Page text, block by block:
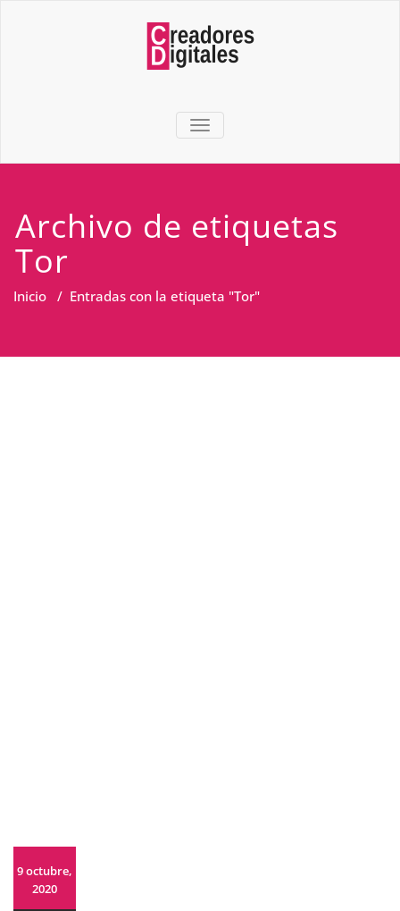
TOGGLE NAVIGATION
Archivo de etiquetas
Tor
Inicio / Entradas con la etiqueta "Tor"
9 octubre,
2020